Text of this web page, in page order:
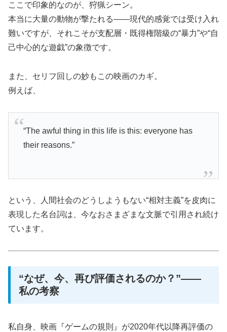
ここで印象的なのが、狩猟シーン。
本当に大量の動物が撃たれる――現代的感覚では受け入れ
難いですが、それこそが支配層・既得権階級の“暴力”や“自
己中心的な遊戯”の象徴です。
また、セリフ回しの妙もこの映画のカギ。
例えば、
“The awful thing in this life is this: everyone has
their reasons.”
という、人間社会のどうしようもない“相対主義”を皮肉に
表現した名台詞は、今なおさまざまな文脈で引用され続け
ています。
“なぜ、今、再び評価されるのか？”――
私の考察
私自身、映画『ゲームの規則』が2020年代以降再評価の